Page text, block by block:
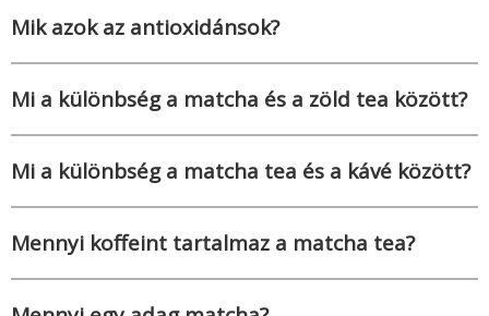
Mik azok az antioxidánsok?
Mi a különbség a matcha és a zöld tea között?
Mi a különbség a matcha tea és a kávé között?
Mennyi koffeint tartalmaz a matcha tea?